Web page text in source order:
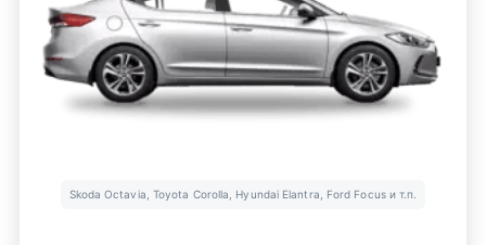
Skoda Octavia, Toyota Corolla, Hyundai Elantra, Ford Focus и т.п.